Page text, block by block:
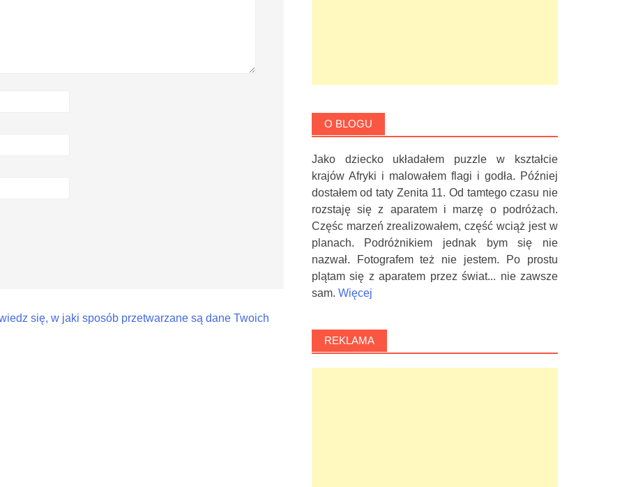
się, w jaki sposób przetwarzane są dane Twoich
O BLOGU
Jako dziecko układałem puzzle w kształcie
krajów Afryki i malowałem flagi i godła. Później
dostałem od taty Zenita 11. Od tamtego czasu nie
rozstaję się z aparatem i marzę o podróżach.
Częśc marzeń zrealizowałem, część wciąż jest w
planach. Podróżnikiem jednak bym się nie
nazwał. Fotografem też nie jestem. Po prostu
plątam się z aparatem przez świat... nie zawsze
sam. Więcej
REKLAMA